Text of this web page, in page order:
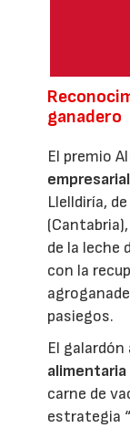
ganadero
El premio
empresarial
Llelldiría,
de la leche
con la
pasiegos.
El galardón
alimentaria
carne de
estrategia